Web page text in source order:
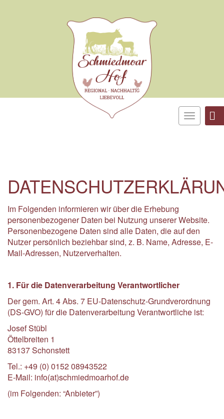
Toggle
Im Folgenden informieren wir über die Erhebung
personenbezogener Daten bei Nutzung unserer Website.
Personenbezogene Daten sind alle Daten, die auf den
Nutzer persönlich beziehbar sind, z. B. Name, Adresse, E-
Mail-Adressen, Nutzerverhalten.
1. Für die Datenverarbeitung Verantwortlicher
Der gem. Art. 4 Abs. 7 EU-Datenschutz-Grundverordnung
(DS-GVO) für die Datenverarbeitung Verantwortliche ist:
Josef Stübl
Öttelbreiten 1
83137 Schonstett
Tel.: +49 (0) 0152 08943522
E-Mail: info(at)schmiedmoarhof.de
(im Folgenden: “Anbieter”)